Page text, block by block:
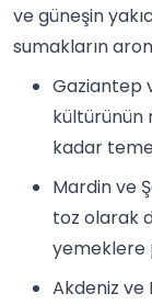
ve güneşin
sumakların
Gaziantep
kültürünün
kadar
Mardin ve
toz olarak
yemeklere
Akdeniz ve